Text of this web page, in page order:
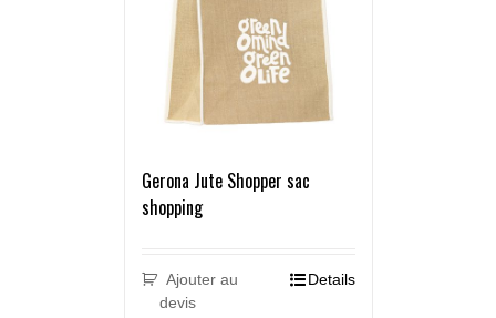
Gerona Jute Shopper sac
shopping
Ajouter au
devis
Details